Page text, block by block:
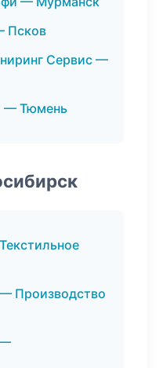
Псков
Сервис —
— Тюмень
Производство
—